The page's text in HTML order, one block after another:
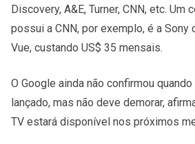
Discovery, A&E, Turner, CNN, etc. Um
possui a CNN, por exemplo, é a Sony
Vue, custando US$ 35 mensais.
O Google ainda não confirmou
lançado, mas não deve demorar,
TV estará disponível nos próximos